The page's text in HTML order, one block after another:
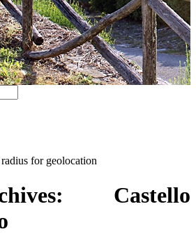
radius for geolocation
Castello